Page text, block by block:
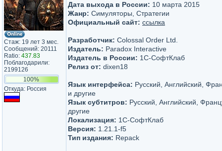
Стаж: 19 лет 3 мес.
Сообщений: 20111
Ratio: 437.83
Поблагодарили:
2199126
100%
Откуда: Россия
Дата выхода в России: 10 марта 2015
Жанр: Симуляторы, Стратегии
Официальный сайт: ссылка
Разработчик: Colossal Order Ltd.
Издатель: Paradox Interactive
Издатель в России: 1С-СофтКлаб
Релиз от: dixen18
Язык интерфейса: Русский, Английский,
и другие
Язык субтитров: Русский, Английский,
другие
Локализация: 1С-СофтКлаб
Версия: 1.21.1-f5
Тип издания: Repack